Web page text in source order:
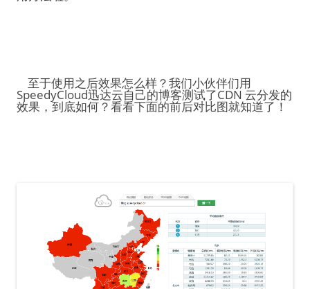
至于使用之后效果怎么样？我们小伙伴们用
SpeedyCloud迅达云自己的博客测试了CDN 云分发的
效果，到底如何？看看下面的前后对比图就知道了！